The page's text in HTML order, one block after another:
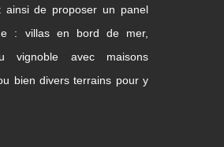
ainsi de proposer un panel
: villas en bord de mer,
vignoble avec maisons
bien divers terrains pour y